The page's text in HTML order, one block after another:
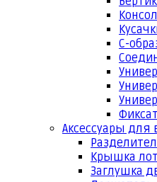
С-
Аксессуары для
Крышка
Заглушка